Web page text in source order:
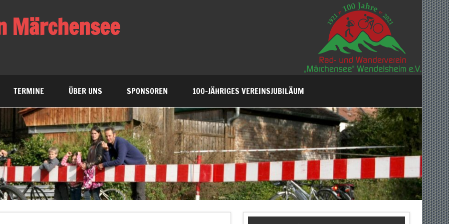
Märchensee
TERMINE ÜBER UNS SPONSOREN 100-JÄHRIGES VEREINSJUBILÄUM